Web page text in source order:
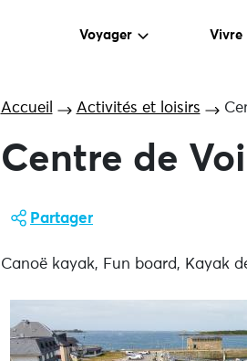
Voyager Vivre
Accueil Activités et loisirs
Centre de
Partager
Canoë kayak, Fun board, Kayak